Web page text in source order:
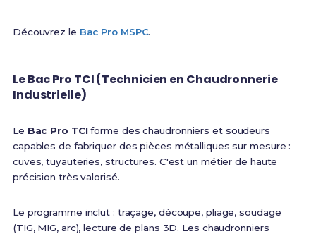
Découvrez le Bac Pro MSPC.
Le Bac Pro TCI (Technicien en Chaudronnerie
Industrielle)
Le Bac Pro TCIforme des chaudronniers et soudeurs
capables de fabriquer des pièces métalliques sur mesure :
cuves, tuyauteries, structures. C'est un métier de haute
précision très valorisé.
Le programme inclut : traçage, découpe, pliage, soudage
(TIG, MIG, arc), lecture de plans 3D. Les chaudronniers